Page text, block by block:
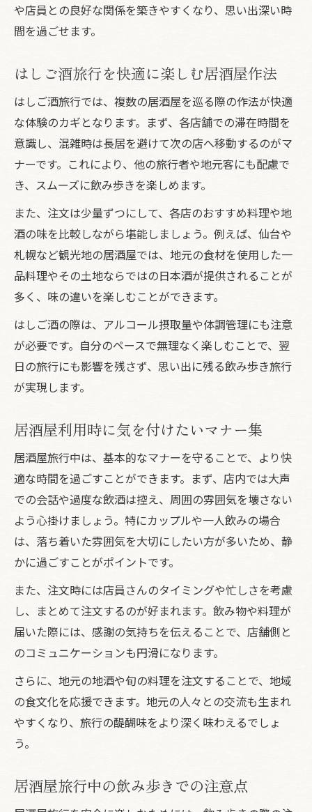
や店員との良好な関係を築きやすくなり、思い出深い時
間を過ごせます。
はしご酒旅行を快適に楽しむ居酒屋作法
はしご酒旅行では、複数の居酒屋を巡る際の作法が快適
な体験のカギとなります。まず、各店舗での滞在時間を
意識し、混雑時は長居を避けて次の店へ移動するのがマ
ナーです。これにより、他の旅行者や地元客にも配慮で
き、スムーズに飲み歩きを楽しめます。
また、注文は少量ずつにして、各店のおすすめ料理や地
酒の味を比較しながら堪能しましょう。例えば、仙台や
札幌など観光地の居酒屋では、地元の食材を使用した一
品料理やその土地ならではの日本酒が提供されることが
多く、味の違いを楽しむことができます。
はしご酒の際は、アルコール摂取量や体調管理にも注意
が必要です。自分のペースで無理なく楽しむことで、翌
日の旅行にも影響を残さず、思い出に残る飲み歩き旅行
が実現します。
居酒屋利用時に気を付けたいマナー集
居酒屋旅行中は、基本的なマナーを守ることで、より快
適な時間を過ごすことができます。まず、店内では大声
での会話や過度な飲酒は控え、周囲の雰囲気を壊さない
よう心掛けましょう。特にカップルや一人飲みの場合
は、落ち着いた雰囲気を大切にしたい方が多いため、静
かに過ごすことがポイントです。
また、注文時には店員さんのタイミングや忙しさを考慮
し、まとめて注文するのが好まれます。飲み物や料理が
届いた際には、感謝の気持ちを伝えることで、店舗側と
のコミュニケーションも円滑になります。
さらに、地元の地酒や旬の料理を注文することで、地域
の食文化を応援できます。地元の人々との交流も生まれ
やすくなり、旅行の醍醐味をより深く味わえるでしょ
う。
居酒屋旅行中の飲み歩きでの注意点